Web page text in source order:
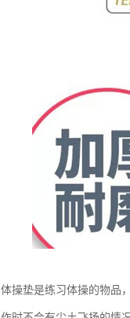
体操垫是练习体操的物品